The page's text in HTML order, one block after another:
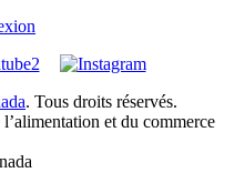
. Tous droits réservés.
et du commerce